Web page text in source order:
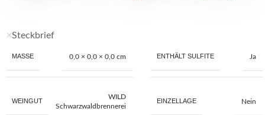
Steckbrief
MASSE 0,0 × 0,0 × 0,0 cm ENTHÄLT SULFITE Ja
WEINGUT
WILD
Schwarzwaldbrennerei
EINZELLAGE Nein